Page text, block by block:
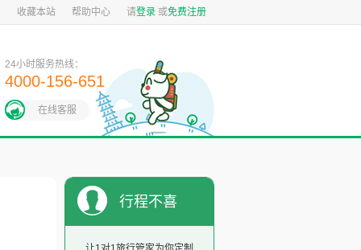
收藏本站 帮助中心 请登录 或免费注册
24小时服务热线：
4000-156-651
在线客服
行程不喜